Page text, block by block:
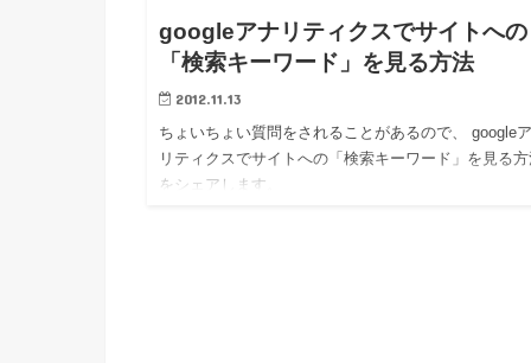
googleアナリティクスでサイトへの
「検索キーワード」を見る方法
2012.11.13
ちょいちょい質問をされることがあるので、 google
リティクスでサイトへの「検索キーワード」を見る
をシェアします。